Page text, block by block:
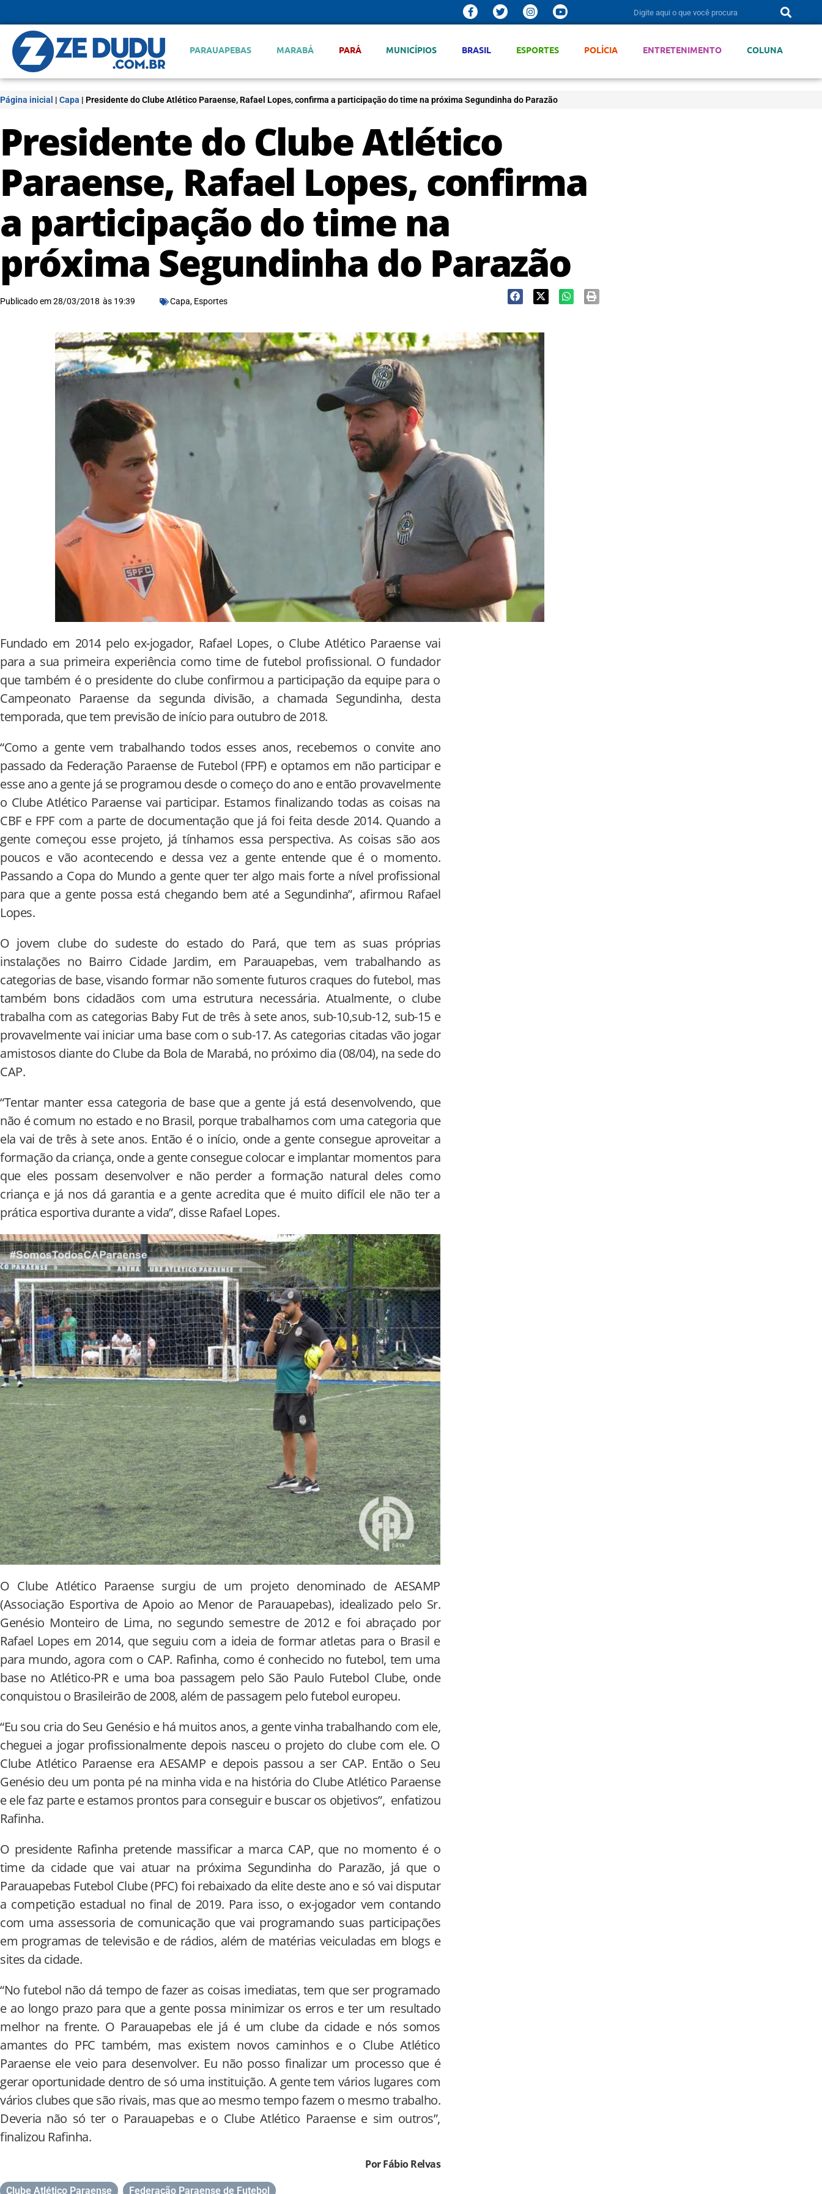
PARAUAPEBAS MARABÁ PARÁ MUNICÍPIOS BRASIL ESPORTES POLÍCIA ENTRETENIMENTO COLUNA
Página inicial | Capa | Presidente do Clube Atlético Paraense, Rafael Lopes, confirma a participação do time na próxima Segundinha do Parazão
Presidente do Clube Atlético
Paraense, Rafael Lopes, confirma
a participação do time na
próxima Segundinha do Parazão
Publicado em28/03/2018 às 19:39 Capa, Esportes
Fundado em 2014 pelo ex-jogador, Rafael Lopes, o Clube Atlético Paraense vai
para a sua primeira experiência como time de futebol profissional. O fundador
que também é o presidente do clube confirmou a participação da equipe para o
Campeonato Paraense da segunda divisão, a chamada Segundinha, desta
temporada, que tem previsão de início para outubro de 2018.
“Como a gente vem trabalhando todos esses anos, recebemos o convite ano
passado da Federação Paraense de Futebol (FPF) e optamos em não participar e
esse ano a gente já se programou desde o começo do ano e então provavelmente
o Clube Atlético Paraense vai participar. Estamos finalizando todas as coisas na
CBF e FPF com a parte de documentação que já foi feita desde 2014. Quando a
gente começou esse projeto, já tínhamos essa perspectiva. As coisas são aos
poucos e vão acontecendo e dessa vez a gente entende que é o momento.
Passando a Copa do Mundo a gente quer ter algo mais forte a nível profissional
para que a gente possa está chegando bem até a Segundinha”, afirmou Rafael
Lopes.
O jovem clube do sudeste do estado do Pará, que tem as suas próprias
instalações no Bairro Cidade Jardim, em Parauapebas, vem trabalhando as
categorias de base, visando formar não somente futuros craques do futebol, mas
também bons cidadãos com uma estrutura necessária. Atualmente, o clube
trabalha com as categorias Baby Fut de três à sete anos, sub-10,sub-12, sub-15 e
provavelmente vai iniciar uma base com o sub-17. As categorias citadas vão jogar
amistosos diante do Clube da Bola de Marabá, no próximo dia (08/04), na sede do
CAP.
“Tentar manter essa categoria de base que a gente já está desenvolvendo, que
não é comum no estado e no Brasil, porque trabalhamos com uma categoria que
ela vai de três à sete anos. Então é o início, onde a gente consegue aproveitar a
formação da criança, onde a gente consegue colocar e implantar momentos para
que eles possam desenvolver e não perder a formação natural deles como
criança e já nos dá garantia e a gente acredita que é muito difícil ele não ter a
prática esportiva durante a vida”, disse Rafael Lopes.
O Clube Atlético Paraense surgiu de um projeto denominado de AESAMP
(Associação Esportiva de Apoio ao Menor de Parauapebas), idealizado pelo Sr.
Genésio Monteiro de Lima, no segundo semestre de 2012 e foi abraçado por
Rafael Lopes em 2014, que seguiu com a ideia de formar atletas para o Brasil e
para mundo, agora com o CAP. Rafinha, como é conhecido no futebol, tem uma
base no Atlético-PR e uma boa passagem pelo São Paulo Futebol Clube, onde
conquistou o Brasileirão de 2008, além de passagem pelo futebol europeu.
“Eu sou cria do Seu Genésio e há muitos anos, a gente vinha trabalhando com ele,
cheguei a jogar profissionalmente depois nasceu o projeto do clube com ele. O
Clube Atlético Paraense era AESAMP e depois passou a ser CAP. Então o Seu
Genésio deu um ponta pé na minha vida e na história do Clube Atlético Paraense
e ele faz parte e estamos prontos para conseguir e buscar os objetivos”, enfatizou
Rafinha.
O presidente Rafinha pretende massificar a marca CAP, que no momento é o
time da cidade que vai atuar na próxima Segundinha do Parazão, já que o
Parauapebas Futebol Clube (PFC) foi rebaixado da elite deste ano e só vai disputar
a competição estadual no final de 2019. Para isso, o ex-jogador vem contando
com uma assessoria de comunicação que vai programando suas participações
em programas de televisão e de rádios, além de matérias veiculadas em blogs e
sites da cidade.
“No futebol não dá tempo de fazer as coisas imediatas, tem que ser programado
e ao longo prazo para que a gente possa minimizar os erros e ter um resultado
melhor na frente. O Parauapebas ele já é um clube da cidade e nós somos
amantes do PFC também, mas existem novos caminhos e o Clube Atlético
Paraense ele veio para desenvolver. Eu não posso finalizar um processo que é
gerar oportunidade dentro de só uma instituição. A gente tem vários lugares com
vários clubes que são rivais, mas que ao mesmo tempo fazem o mesmo trabalho.
Deveria não só ter o Parauapebas e o Clube Atlético Paraense e sim outros”,
finalizou Rafinha.
Por Fábio Relvas
Clube Atlético Paraense Federação Paraense de Futebol